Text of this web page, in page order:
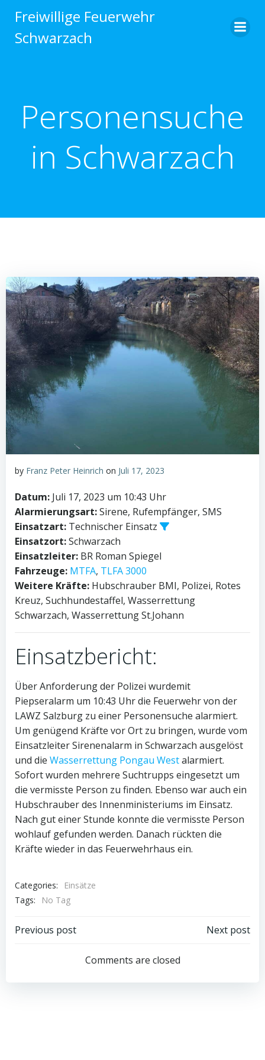
Inhalt
Freiwillige Feuerwehr
Schwarzach
Personensuche
in Schwarzach
by Franz Peter Heinrich on Juli 17, 2023
Datum: Juli 17, 2023 um 10:43 Uhr
Alarmierungsart:Sirene, Rufempfänger, SMS
Einsatzart: Technischer Einsatz
Einsatzort:Schwarzach
Einsatzleiter: BR Roman Spiegel
Fahrzeuge: MTFA, TLFA 3000
Weitere Kräfte: Hubschrauber BMI, Polizei, Rotes
Kreuz, Suchhundestaffel, Wasserrettung
Schwarzach, Wasserrettung St.Johann
Einsatzbericht:
Über Anforderung der Polizei wurdemit
Piepseralarm um 10:43 Uhr die Feuerwehr von der
LAWZ Salzburg zu einer Personensuche alarmiert.
Um genügend Kräfte vor Ort zu bringen, wurde vom
Einsatzleiter Sirenenalarm in Schwarzach ausgelöst
und die Wasserrettung Pongau Westalarmiert.
Sofort wurden mehrere Suchtrupps eingesetzt um
die vermisste Person zu finden. Ebenso war auch ein
Hubschrauber des Innenministeriums im Einsatz.
Nach gut einer Stunde konnte die vermisste Person
wohlauf gefunden werden. Danach rückten die
Kräfte wieder in das Feuerwehrhaus ein.
Categories:
Einsätze
Tags:
No Tag
Post
navigation
Previous post
navigation
Next post
Comments are closed